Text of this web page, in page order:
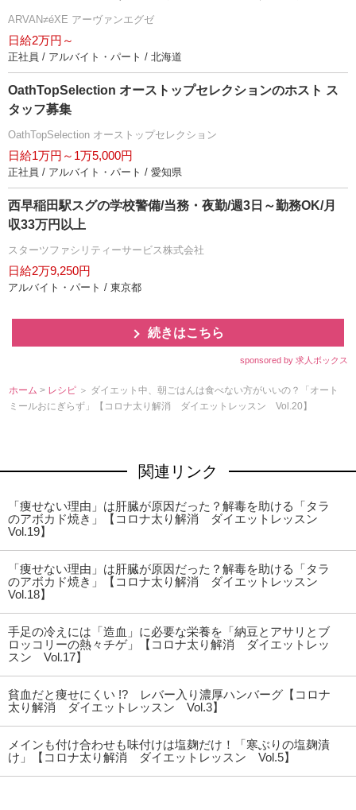
ARVAN≠éXE アーヴァンエグゼ
日給2万円～
正社員 / アルバイト・パート / 北海道
OathTopSelection オーストップセレクションのホスト ス
タッフ募集
OathTopSelection オーストップセレクション
日給1万円～1万5,000円
正社員 / アルバイト・パート / 愛知県
西早稲田駅スグの学校警備/当務・夜勤/週3日～勤務OK/月
収33万円以上
スターツファシリティーサービス株式会社
日給2万9,250円
アルバイト・パート / 東京都
続きはこちら
sponsored by 求人ボックス
ホーム > レシピ ＞ ダイエット中、朝ごはんは食べない方がいいの？「オート
ミールおにぎらず」【コロナ太り解消 ダイエットレッスン Vol.20】
関連リンク
「痩せない理由」は肝臓が原因だった？解毒を助ける「タラ
のアボカド焼き」【コロナ太り解消 ダイエットレッスン
Vol.19】
「痩せない理由」は肝臓が原因だった？解毒を助ける「タラ
のアボカド焼き」【コロナ太り解消 ダイエットレッスン
Vol.18】
手足の冷えには「造血」に必要な栄養を「納豆とアサリとブ
ロッコリーの熱々チゲ」【コロナ太り解消 ダイエットレッ
スン Vol.17】
貧血だと痩せにくい !? レバー入り濃厚ハンバーグ【コロナ
太り解消 ダイエットレッスン Vol.3】
メインも付け合わせも味付けは塩麹だけ！「寒ぶりの塩麹漬
け」【コロナ太り解消 ダイエットレッスン Vol.5】